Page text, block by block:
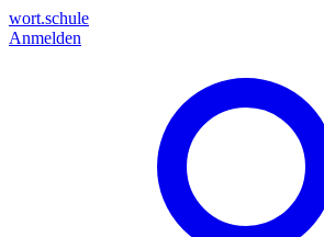
wort.schule
Anmelden